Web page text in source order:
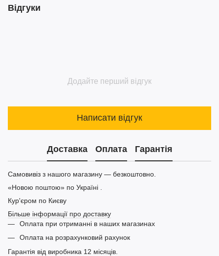
Відгуки
Додайте перший відгук
Написати відгук
Доставка Оплата Гарантія
Самовивіз з нашого магазину — безкоштовно.
«Новою поштою» по Україні .
Кур'єром по Києву
Більше інформації про доставку
Оплата при отриманні в наших магазинах
Оплата на розрахунковий рахунок
Гарантія від виробника 12 місяців.